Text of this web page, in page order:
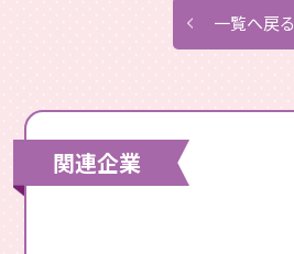
一覧へ戻る
関連企業